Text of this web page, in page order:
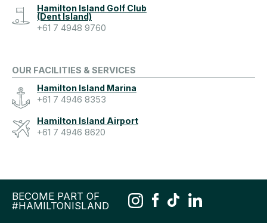
Hamilton Island Golf Club
(Dent Island)
+61 7 4948 9760
OUR FACILITIES & SERVICES
Hamilton Island Marina
+61 7 4946 8353
Hamilton Island Airport
+61 7 4946 8620
BECOME PART OF
#HAMILTONISLAND